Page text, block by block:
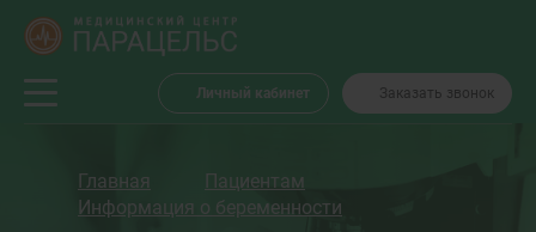
Личный кабинет Заказать звонок
Главная
Пациентам
Информация о беременности